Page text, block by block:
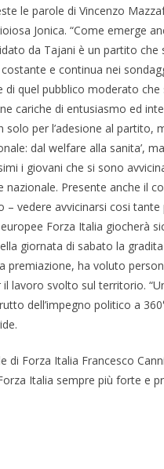
le parole di Vincenzo
Jonica. “Come emerge
da Tajani è un partito che
e continua nei
quel pubblico moderato che
cariche di entusiasmo ed
solo per l’adesione al partito,
dal welfare alla sanita’,
i giovani che si sono
Presente anche il
– vedere avvicinarsi cosi
Forza Italia giocherà
giornata di sabato la
premiazione, ha voluto
lavoro svolto sul territorio.​
dell’impegno politico a
Forza Italia Francesco
Italia sempre più forte e